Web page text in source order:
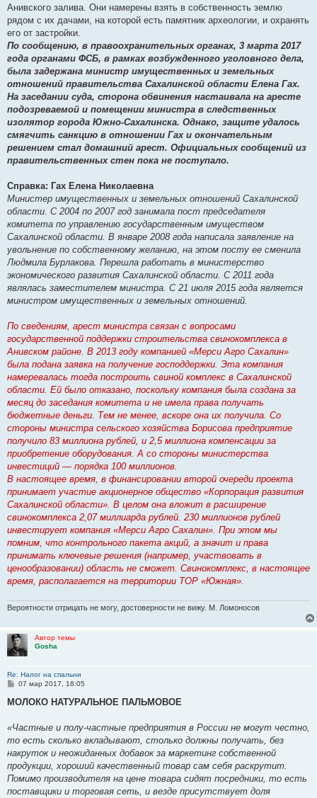
Анивского залива. Они намерены взять в собственность землю
рядом с их дачами, на которой есть памятник археологии, и охранять
его от застройки.
По сообщению, в правоохранительных органах, 3 марта 2017
года органами ФСБ, в рамках возбужденного уголовного дела,
была задержана министр имущественных и земельных
отношений правительства Сахалинской области Елена Гах.
На заседании суда, сторона обвинения настаивала на аресте
подозреваемой и помещении министра в следственных
изолятор города Южно-Сахалинска. Однако, защите удалось
смягчить санкцию в отношении Гах и окончательным
решением стал домашний арест. Официальных сообщений из
правительственных стен пока не поступало.
Справка: Гах Елена Николаевна
Министер имущественных и земельных отношений Сахалинской
области. С 2004 по 2007 год занимала пост председателя
комитета по управлению государственным имуществом
Сахалинской области. В январе 2008 года написала заявление на
увольнение по собственному желанию, на этом посту ее сменила
Людмила Бурлакова. Перешла работать в министерство
экономического развития Сахалинской области. С 2011 года
являлась заместителем министра. С 21 июля 2015 года является
министром имущественных и земельных отношений.
По сведениям, арест министра связан с вопросами
государственной поддержки строительства свинокомплекса в
Анивском районе. В 2013 году компанией «Мерси Агро Сахалин»
была подана заявка на получение господдержки. Эта компания
намеревалась тогда построить свиной комплекс в Сахалинской
области. Ей было отказано, поскольку компания была создана за
месяц до заседания комитета и не имела права получать
бюджетные деньги. Тем не менее, вскоре она их получила. Со
стороны министра сельского хозяйства Борисова предприятие
получило 83 миллиона рублей, и 2,5 миллиона компенсации за
приобретение оборудования. А со стороны министерства
инвестиций — порядка 100 миллионов.
В настоящее время, в финансировании второй очереди проекта
принимает участие акционерное общество «Корпорация развития
Сахалинской области». В целом она вложит в расширение
свинокомплекса 2,07 миллиарда рублей. 230 миллионов рублей
инвестирует компания «Мерси Агро Сахалин». При этом мы
помним, что контрольного пакета акций, а значит и права
принимать ключевые решения (например, участвовать в
ценообразовании) область не сможет. Свинокомплекс, в настоящее
время, располагается на территории ТОР «Южная».
Вероятности отрицать не могу, достоверности не вижу. М. Ломоносов
Автор темы
Gosha
Re: Налог на спальни
С
о
е
и
е
07 мар 2017, 18:05
МОЛОКО НАТУРАЛЬНОЕ ПАЛЬМОВОЕ
«Частные и полу-частные предприятия в России не могут честно,
то есть сколько вкладывают, столько должны получать, без
накруток и неожиданных добавок за маркетинг собственной
продукции, хороший качественный товар сам себя раскрутит.
Помимо производителя на цене товара сидят посредники, то есть
поставщики и торговая сеть, и везде присутствует доля